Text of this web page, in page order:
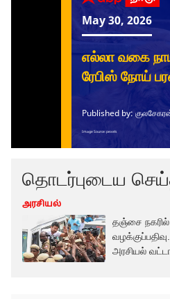
தொடர்புடைய
அரசியல்
தஞ்சை நகரில்
அரசியல்